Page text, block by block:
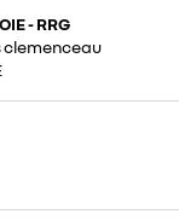
- RRG
clemenceau